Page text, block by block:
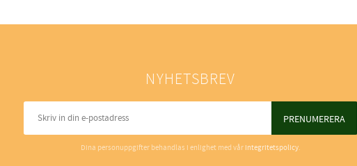
NYHETSBREV
PRENUMERERA
Dina personuppgifter behandlas i enlighet med vår integritetspolicy.